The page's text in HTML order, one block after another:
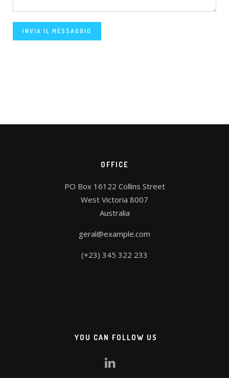
INVIA IL MESSAGGIO
OFFICE
PO Box 16122 Collins Street
West Victoria 8007
Australia
geral@example.com
(+23) 345 322 233
YOU CAN FOLLOW US